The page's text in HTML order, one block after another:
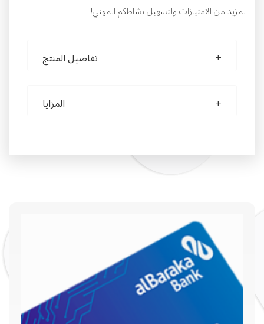
لمزيد من الامتيازات ولتسهيل نشاطكم المهني!
تفاصيل المنتج
المزايا